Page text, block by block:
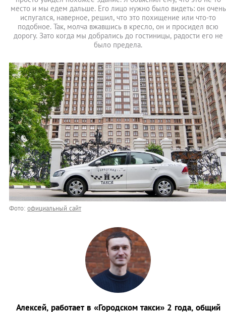
место и мы едем дальше. Его лицо нужно было видеть: он очень
испугался, наверное, решил, что это похищение или что-то
подобное. Так, молча вжавшись в кресло, он и просидел всю
дорогу. Зато когда мы добрались до гостиницы, радости его не
было предела.
Фото: официальный сайт
Алексей, работает в «Городском такси» 2 года, общий